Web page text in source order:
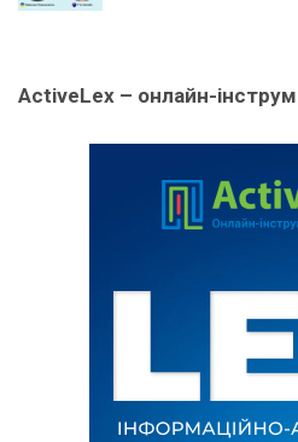
ActiveLex – онлайн-